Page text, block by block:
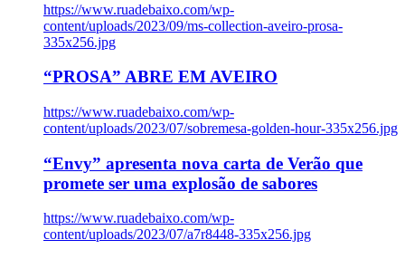
https://www.ruadebaixo.com/wp-
content/uploads/2023/09/ms-collection-aveiro-prosa-
335x256.jpg
“PROSA” ABRE EM AVEIRO
https://www.ruadebaixo.com/wp-
content/uploads/2023/07/sobremesa-golden-hour-335x256.jpg
“Envy” apresenta nova carta de Verão que
promete ser uma explosão de sabores
https://www.ruadebaixo.com/wp-
content/uploads/2023/07/a7r8448-335x256.jpg